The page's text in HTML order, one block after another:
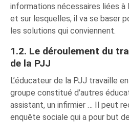
informations nécessaires liées à
et sur lesquelles, il va se baser
les solutions qui conviennent.
1.2. Le déroulement du
de la PJJ
L’éducateur de la PJJ travaille
groupe constitué d’autres
assistant, un infirmier … Il peut
enquête sociale qui a pour but